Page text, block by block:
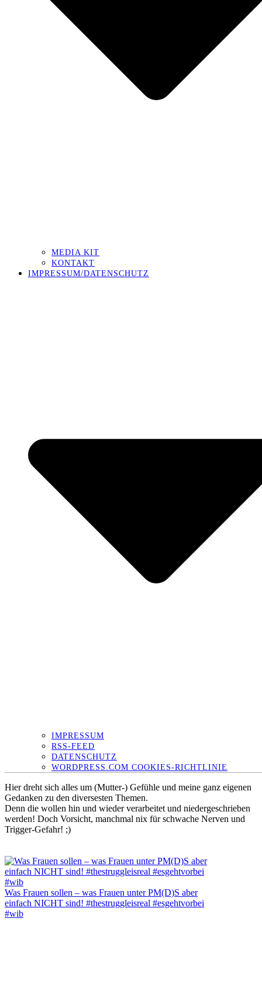
MEDIA KIT
KONTAKT
IMPRESSUM/DATENSCHUTZ
IMPRESSUM
RSS-FEED
DATENSCHUTZ
WORDPRESS.COM COOKIES-RICHTLINIE
Hier dreht sich alles um (Mutter-) Gefühle und meine ganz eigenen
Gedanken zu den diversesten Themen.
Denn die wollen hin und wieder verarbeitet und niedergeschrieben
werden! Doch Vorsicht, manchmal nix für schwache Nerven und
Trigger-Gefahr! ;)
Was Frauen sollen – was Frauen unter PM(D)S aber
einfach NICHT sind! #thestruggleisreal #esgehtvorbei
#wib